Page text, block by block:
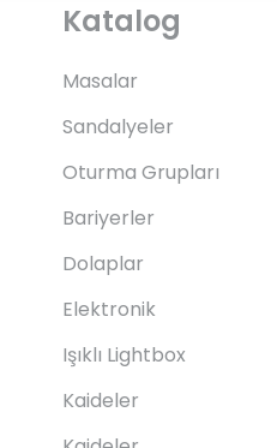
Katalog
Masalar
Sandalyeler
Oturma Grupları
Bariyerler
Dolaplar
Elektronik
Işıklı Lightbox
Kaideler